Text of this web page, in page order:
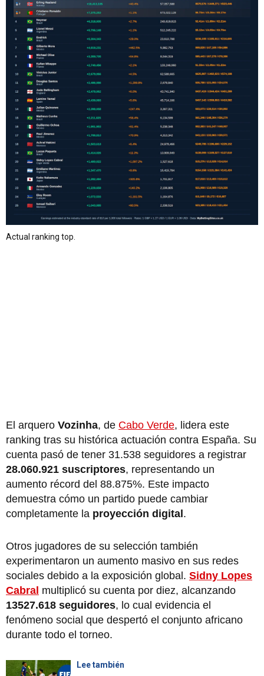
Actual ranking top.
El arquero Vozinha, de Cabo Verde, lidera este
ranking tras su histórica actuación contra España. Su
cuenta pasó de tener 31.538 seguidores a registrar
28.060.921 suscriptores, representando un
aumento récord del 88.875%. Este impacto
demuestra cómo un partido puede cambiar
completamente la proyección digital.
Otros jugadores de su selección también
experimentaron un aumento masivo en sus redes
sociales debido a la exposición global. Sidny Lopes
Cabral multiplicó su cuenta por diez, alcanzando
13527.618 seguidores, lo cual evidencia el
fenómeno social que despertó el conjunto africano
durante todo el torneo.
Lee también